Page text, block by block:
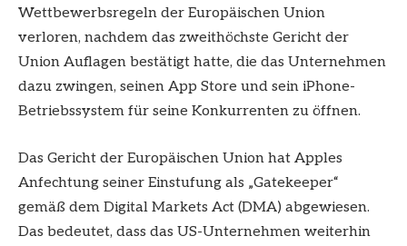
Wettbewerbsregeln der Europäischen Union
verloren, nachdem das zweithöchste Gericht der
Union Auflagen bestätigt hatte, die das Unternehmen
dazu zwingen, seinen App Store und sein iPhone-
Betriebssystem für seine Konkurrenten zu öffnen.
Das Gericht der Europäischen Union hat Apples
Anfechtung seiner Einstufung als „Gatekeeper“
gemäß dem Digital Markets Act (DMA) abgewiesen.
Das bedeutet, dass das US-Unternehmen weiterhin